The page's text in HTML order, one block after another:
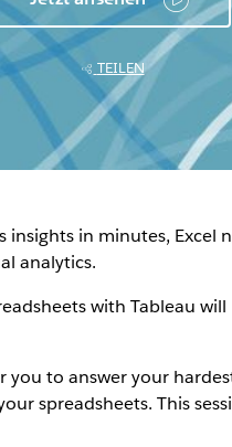
TEILEN
in minutes, Excel
analytics.
with Tableau will
you to answer your
spreadsheets. This